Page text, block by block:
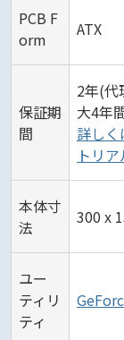
PCB F
orm
ATX
保証期
間
2年(代
大4年
詳しく
トリ
本体寸
法
300 x
ユー
ティリ
ティ